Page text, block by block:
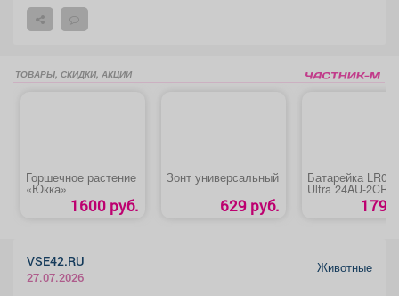
ТОВАРЫ, СКИДКИ, АКЦИИ
Горшечное растение
«Юкка»
1600 руб.
Зонт универсальный
629 руб.
Батарейка LR03
Ultra 24AU-2CR4
179
VSE42.RU
27.07.2026
Животные